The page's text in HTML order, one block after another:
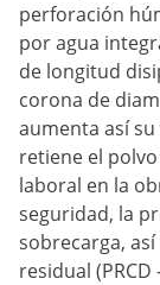
perforación
por agua
de longitud
corona de
aumenta así
retiene el
laboral en la
seguridad, la
sobrecarga,
residual